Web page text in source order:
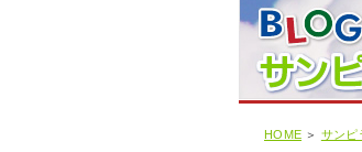
HOME ＞ サンピ